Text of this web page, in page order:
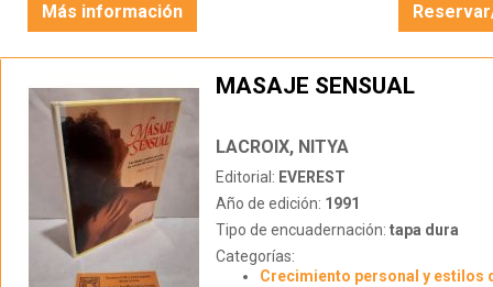
Más información
MASAJE SENSUAL
LACROIX, NITYA
Editorial: EVEREST
Año de edición: 1991
Tipo de encuadernación: tapa dura
Categorías:
Crecimiento personal y estilos